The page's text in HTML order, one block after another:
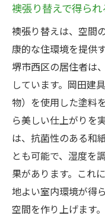
襖張り替えで得ら
襖張り替えは、空間
康的な住環境を提供
堺市西区の居住者は
しています。岡田建
物）を使用した塗料
ら美しい仕上がりを
は、抗菌性のある和
とも可能で、湿度を
果があります。これ
地よい室内環境が得
空間を作り上げます